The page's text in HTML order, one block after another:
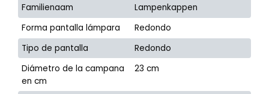
Familienaam
Lampenkappen
Forma pantalla lámpara
Redondo
Tipo de pantalla
Redondo
Diámetro de la campana
en cm
23 cm